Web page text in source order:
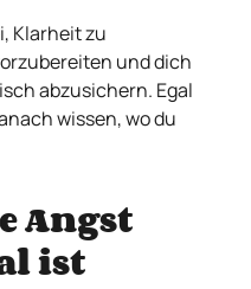
Klarheit zu
und dich
abzusichern. Egal
wissen, wo du
Angst
ist